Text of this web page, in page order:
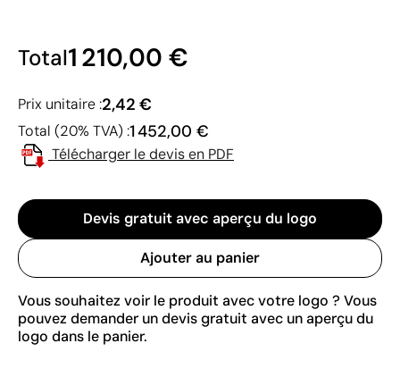
Total1 210,00 €
Prix unitaire :2,42 €
Total (20% TVA) :1 452,00 €
Télécharger le devis en PDF
Devis gratuit avec aperçu du logo
Ajouter au panier
Vous souhaitez voir le produit avec votre logo ? Vous
pouvez demander un devis gratuit avec un aperçu du
logo dans le panier.